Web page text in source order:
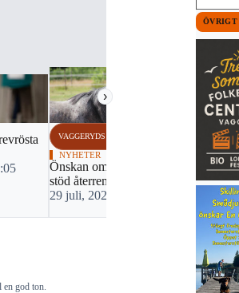
›
VAGGERYDS KOMMUN
NYHETER
Önskan om ekonomiskt
stöd återremitterades
29 juli, 2026 07:15
FOTBOLL
Mållöst i
återkomst
25 juli,
en god ton.
ÖVRIGT